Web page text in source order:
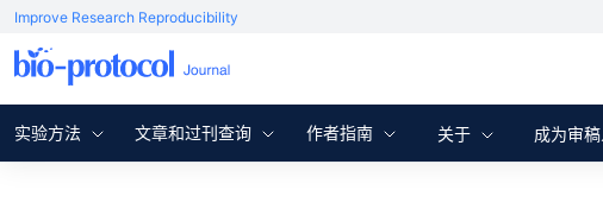
Improve Research Reproducibility
实验方法 文章和过刊查询 作者指南 关于 成为审稿